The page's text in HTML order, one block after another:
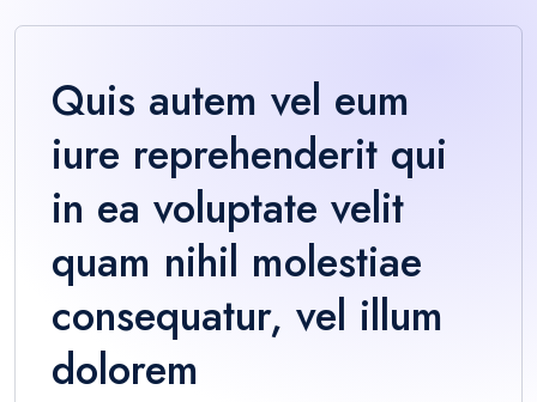
Quis autem vel eum
iure reprehenderit qui
in ea voluptate velit
quam nihil molestiae
consequatur, vel illum
dolorem